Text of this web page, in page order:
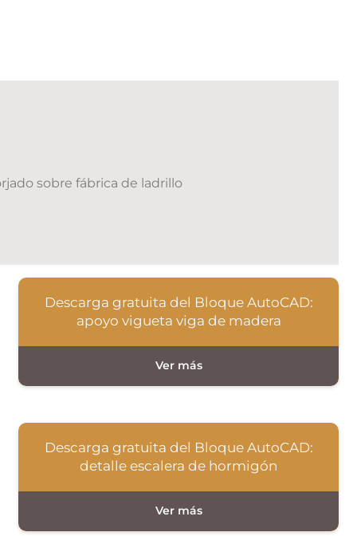
sobre fábrica de ladrillo
Descarga gratuita del Bloque AutoCAD:
apoyo vigueta viga de madera
Descarga gratuita del Bloque AutoCAD:
detalle escalera de hormigón